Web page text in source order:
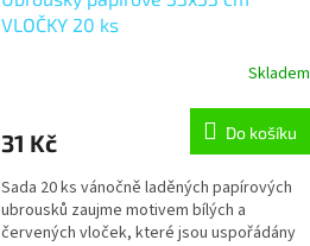
VLOČKY 20 ks
Skladem
31 Kč Do košíku
Sada 20 ks vánočně laděných papírových
ubrousků zaujme motivem bílých a
červených vloček, které jsou uspořádány